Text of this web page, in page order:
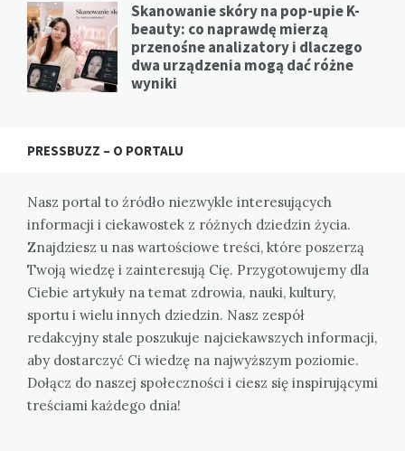
Skanowanie skóry na pop-upie K-
beauty: co naprawdę mierzą
przenośne analizatory i dlaczego
dwa urządzenia mogą dać różne
wyniki
PRESSBUZZ – O PORTALU
Nasz portal to źródło niezwykle interesujących
informacji i ciekawostek z różnych dziedzin życia.
Znajdziesz u nas wartościowe treści, które poszerzą
Twoją wiedzę i zainteresują Cię. Przygotowujemy dla
Ciebie artykuły na temat zdrowia, nauki, kultury,
sportu i wielu innych dziedzin. Nasz zespół
redakcyjny stale poszukuje najciekawszych informacji,
aby dostarczyć Ci wiedzę na najwyższym poziomie.
Dołącz do naszej społeczności i ciesz się inspirującymi
treściami każdego dnia!